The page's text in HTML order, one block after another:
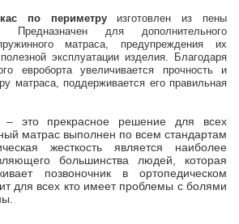
по периметруизготовлен из пены
Предназначен для дополнительного
матраса, предупреждения их
эксплуатации изделия. Благодаря
евроборта увеличивается прочность и
матраса, поддерживается его правильная
– это прекрасное решение для всех
матрас выполнен по всем стандартам
жесткость является наиболее
большинства людей, которая
позвоночник в ортопедическом
для всех кто имеет проблемы с болями